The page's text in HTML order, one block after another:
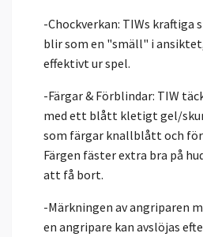
-Chockverkan: TIWs kraftiga
blir som en "smäll" i
effektivt ur spel.
-Färgar & Förblindar: TIW
med ett blått kletigt gel/
som färgar knallblått och
Färgen fäster extra bra på
att få bort.
-Märkningen av angriparen
en angripare kan avslöjas